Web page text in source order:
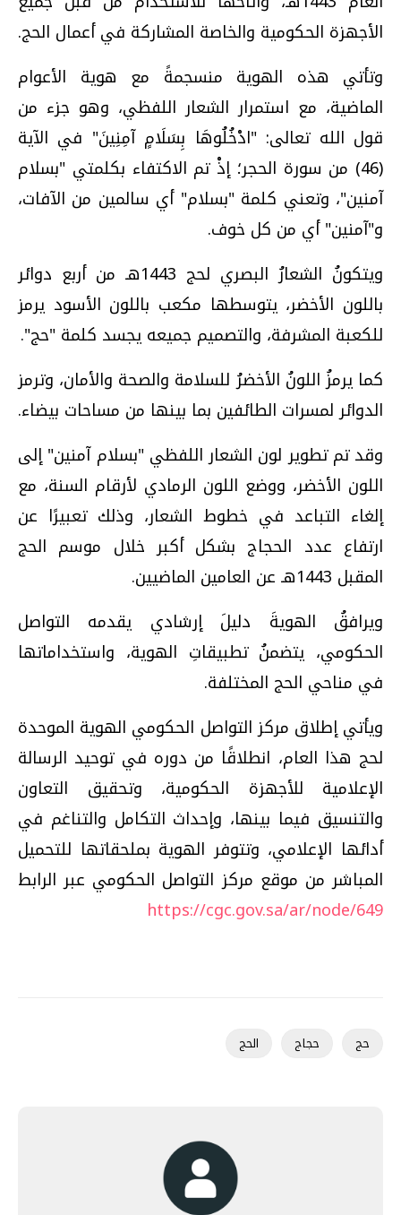
الأجهزة الحكومية والخاصة المشاركة في أعمال الحج.
وتأتي هذه الهوية منسجمةً مع هوية الأعوام
الماضية، مع استمرار الشعار اللفظي، وهو جزء من
قول الله تعالى: "ادْخُلُوهَا بِسَلَامٍ آمِنِينَ" في الآية
(46) من سورة الحجر؛ إذْ تم الاكتفاء بكلمتي "بسلام
آمنين"، وتعني كلمة "بسلام" أي سالمين من الآفات،
و"آمنين" أي من كل خوف.
ويتكونُ الشعارُ البصري لحج 1443هـ من أربع دوائر
باللون الأخضر، يتوسطها مكعب باللون الأسود يرمز
للكعبة المشرفة، والتصميم جميعه يجسد كلمة "حج".
كما يرمزُ اللونُ الأخضرُ للسلامة والصحة والأمان، وترمز
الدوائر لمسرات الطائفين بما بينها من مساحات بيضاء.
وقد تم تطوير لون الشعار اللفظي "بسلام آمنين" إلى
اللون الأخضر، ووضع اللون الرمادي لأرقام السنة، مع
إلغاء التباعد في خطوط الشعار، وذلك تعبيرًا عن
ارتفاع عدد الحجاج بشكل أكبر خلال موسم الحج
المقبل 1443هـ عن العامين الماضيين.
ويرافقُ الهويةَ دليلَ إرشادي يقدمه التواصل
الحكومي، يتضمنُ تطبيقاتِ الهوية، واستخداماتها
في مناحي الحج المختلفة.
ويأتي إطلاق مركز التواصل الحكومي الهوية الموحدة
لحج هذا العام، انطلاقًا من دوره في توحيد الرسالة
الإعلامية للأجهزة الحكومية، وتحقيق التعاون
والتنسيق فيما بينها، وإحداث التكامل والتناغم في
أدائها الإعلامي، وتتوفر الهوية بملحقاتها للتحميل
المباشر من موقع مركز التواصل الحكومي عبر الرابط
https://cgc.gov.sa/ar/node/649
حج حجاج الحج